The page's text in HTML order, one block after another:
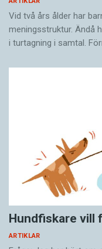
Vid två års ålder har
meningsstruktur. Ändå
i turtagning i samtal.
Hundfiskare vill
ARTIKLAR